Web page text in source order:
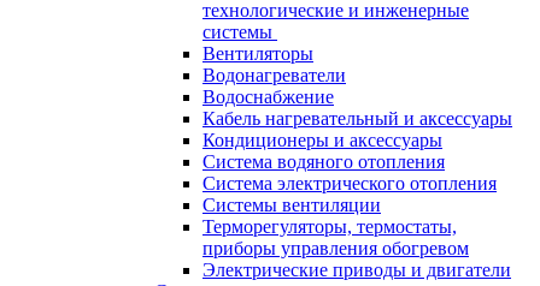
технологические и инженерные
системы
Вентиляторы
Водонагреватели
Водоснабжение
Кабель нагревательный и аксессуары
Кондиционеры и аксессуары
Система водяного отопления
Система электрического отопления
Системы вентиляции
Терморегуляторы, термостаты,
приборы управления обогревом
Электрические приводы и двигатели